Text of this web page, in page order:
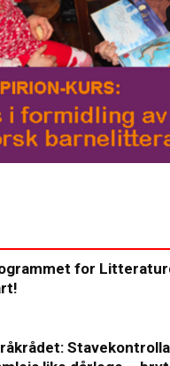
for